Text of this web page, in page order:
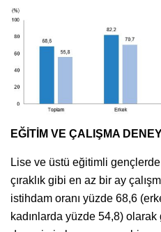
EĞİTİM VE ÇALIŞMA
Lise ve üstü eğitimli
çıraklık gibi en az bir ay
istihdam oranı yüzde 68,6
kadınlarda yüzde 54,8) olarak